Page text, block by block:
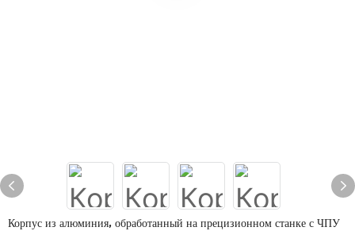
Корпус из алюминия, обработанный на прецизионном станке с ЧПУ